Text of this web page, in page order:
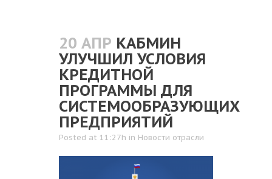
20 АПР КАБМИН
УЛУЧШИЛ УСЛОВИЯ
КРЕДИТНОЙ
ПРОГРАММЫ ДЛЯ
СИСТЕМООБРАЗУЮЩИХ
ПРЕДПРИЯТИЙ
Posted at 11:27h in Новости отрасли